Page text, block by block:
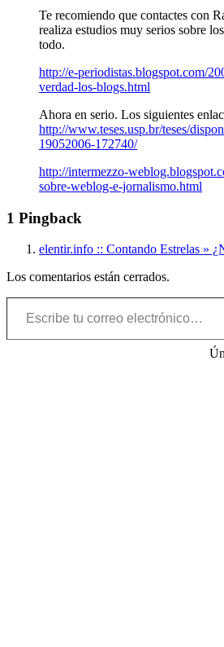
Te recomiendo que contactes con
realiza estudios muy serios sobre
todo.
http://e-periodistas.blogspot.com/
verdad-los-blogs.html
Ahora en serio. Los siguientes
http://www.teses.usp.br/teses/
19052006-172740/
http://intermezzo-
sobre-weblog-e-jornalismo.html
1 Pingback
elentir.info :: Contando Estrelas »
Los comentarios están cerrados.
Escribe tu correo electrónico…